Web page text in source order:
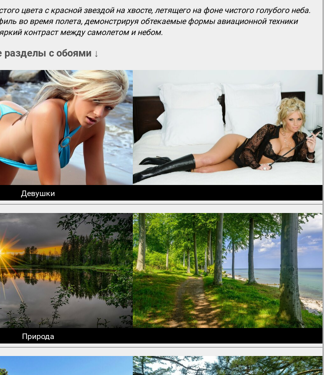
цвета с красной звездой на хвосте, летящего на фоне чистого голубого неба.
во время полета, демонстрируя обтекаемые формы авиационной техники
контраст между самолетом и небом.
разделы с обоями ↓
Девушки
Природа